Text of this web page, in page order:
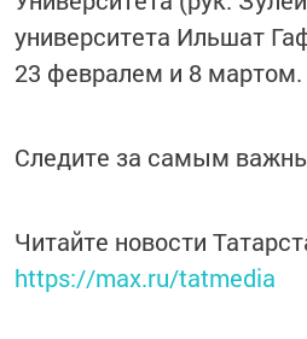
университета Ильшат
23 февралем и 8 мартом.
Следите за самым
Читайте новости
https://max.ru/tatmedia